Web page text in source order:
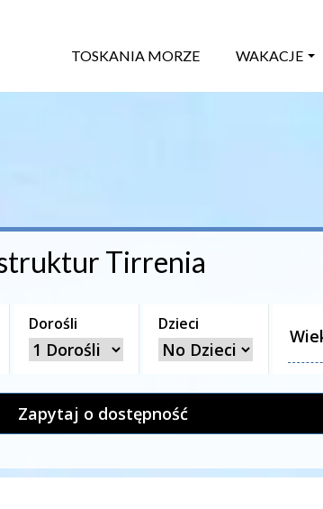
TOSKANIA MORZE WAKACJE
Tirrenia
Dorośli Dzieci
Zapytaj o dostępność